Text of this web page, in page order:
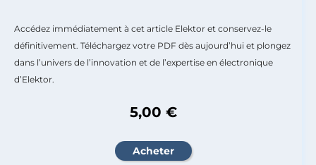
Accédez immédiatement à cet article Elektor et conservez-le
définitivement. Téléchargez votre PDF dès aujourd’hui et plongez
dans l’univers de l’innovation et de l’expertise en électronique
d’Elektor.
5,00 €